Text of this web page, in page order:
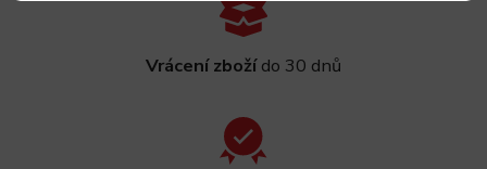
Vrácení zbožído 30 dnů